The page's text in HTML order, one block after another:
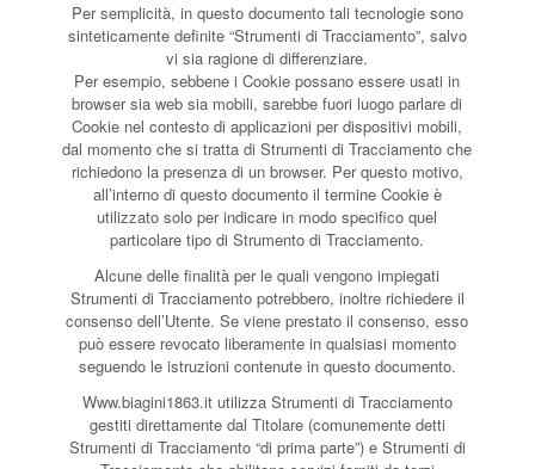
Per semplicità, in questo documento tali tecnologie sono
sinteticamente definite “Strumenti di Tracciamento”, salvo
vi sia ragione di differenziare.
Per esempio, sebbene i Cookie possano essere usati in
browser sia web sia mobili, sarebbe fuori luogo parlare di
Cookie nel contesto di applicazioni per dispositivi mobili,
dal momento che si tratta di Strumenti di Tracciamento che
richiedono la presenza di un browser. Per questo motivo,
all’interno di questo documento il termine Cookie è
utilizzato solo per indicare in modo specifico quel
particolare tipo di Strumento di Tracciamento.
Alcune delle finalità per le quali vengono impiegati
Strumenti di Tracciamento potrebbero, inoltre richiedere il
consenso dell’Utente. Se viene prestato il consenso, esso
può essere revocato liberamente in qualsiasi momento
seguendo le istruzioni contenute in questo documento.
Www.biagini1863.it utilizza Strumenti di Tracciamento
gestiti direttamente dal Titolare (comunemente detti
Strumenti di Tracciamento “di prima parte”) e Strumenti di